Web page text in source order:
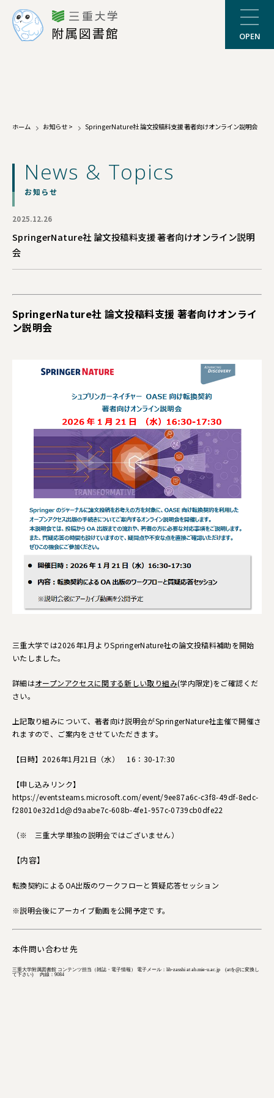
附属図書館 OPEN
ホーム お知らせ > SpringerNature社 論文投稿料支援 著者向けオンライン説明会
News & Topics
お知らせ
2025.12.26
SpringerNature社 論文投稿料支援 著者向けオンライン説明
会
SpringerNature社 論文投稿料支援 著者向けオンライ
ン説明会
三重大学では2026年1月よりSpringerNature社の論文投稿料補助を開始
いたしました。
詳細はオープンアクセスに関する新しい取り組み(学内限定)をご確認くだ
さい。
上記取り組みについて、著者向け説明会がSpringerNature社主催で開催さ
れますので、ご案内をさせていただきます。
【日時】2026年1月21日（水） 16：30-17:30
【申し込みリンク】
https://events.teams.microsoft.com/event/9ee87a6c-c3f8-49df-8edc-
f28010e32d1d@d9aabe7c-608b-4fe1-957c-0739cb0dfe22
（※ 三重大学単独の説明会ではございません）
【内容】
転換契約によるOA出版のワークフローと質疑応答セッション
※説明会後にアーカイブ動画を公開予定です。
本件問い合わせ先
三重大学附属図書館 コンテンツ担当（雑誌・電子情報） 電子メール：lib-zasshi at ab.mie-u.ac.jp (atを@に変換し
て下さい) 内線：9084